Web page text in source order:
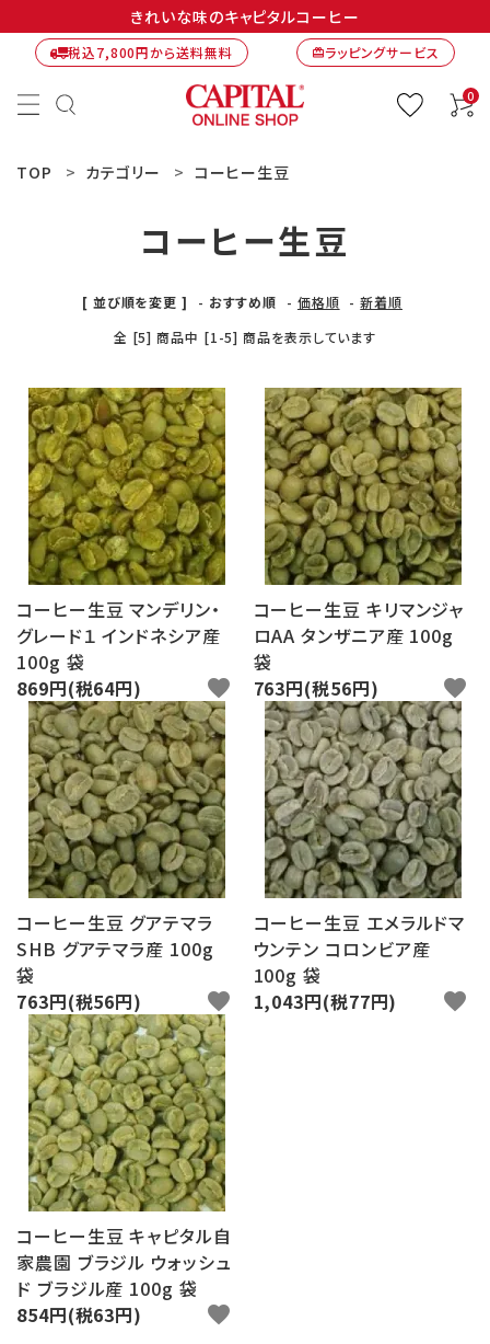
きれいな味のキャピタルコーヒー
税込7,800円から送料無料 card_giftcardラッピングサービス
0
ACCOUNT MENU
ようこそ ゲスト 様
ログイン 新規会員登録
search
Category
Contents
Information
TOP カテゴリー コーヒー生豆
コーヒー生豆
[ 並び順を変更 ] - おすすめ順 - 価格順 -新着順
全 [5] 商品中 [1-5] 商品を表示しています
コーヒー生豆 マンデリン・
グレード１ インドネシア産
100g 袋
869円(税64円)
favorite
コーヒー生豆 キリマンジャ
ロAA タンザニア産 100g
袋
763円(税56円)
favorite
コーヒー生豆 グアテマラ
SHB グアテマラ産 100g
袋
763円(税56円)
favorite
コーヒー生豆 エメラルドマ
ウンテン コロンビア産
100g 袋
1,043円(税77円)
favorite
コーヒー生豆 キャピタル自
家農園 ブラジル ウォッシュ
ド ブラジル産 100g 袋
854円(税63円)
favorite